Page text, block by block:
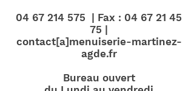
04 67 214 575 | Fax : 04 67 21 45
75
contact[a]menuiserie-martinez-
agde.fr
Bureau ouvert